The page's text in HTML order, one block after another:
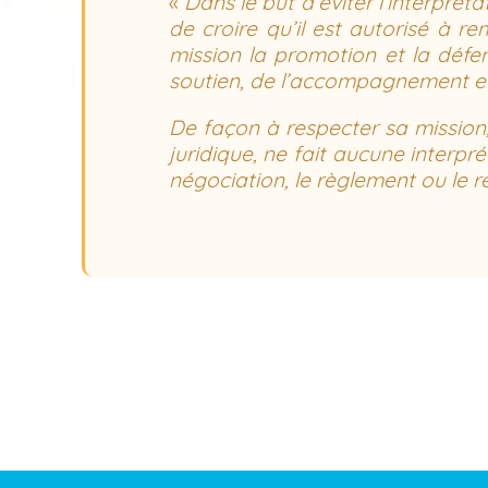
de croire qu’il est autorisé à
mission la promotion et la
soutien, de l’accompagnement
De façon à respecter sa
juridique, ne fait aucune
négociation, le règlement ou le